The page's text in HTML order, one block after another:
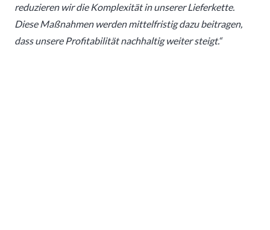
reduzieren wir die Komplexität in unserer Lieferkette.
Diese Maßnahmen werden mittelfristig dazu beitragen,
dass unsere Profitabilität nachhaltig weiter steigt.“